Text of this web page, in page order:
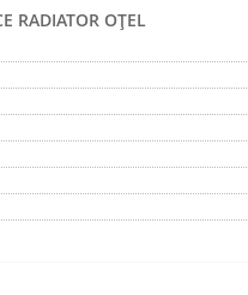
RADIATOR OȚEL